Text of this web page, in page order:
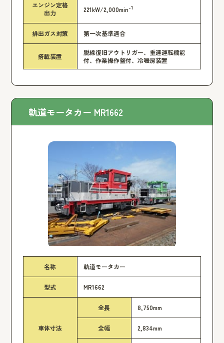
エンジン定格
出力
221kW/2,000min-1
排出ガス対策 第一次基準適合
搭載装置
脱線復旧アウトリガー、重連運転機能
付、作業操作盤付、冷暖房装置
軌道モータカー MR1662
名称 軌道モータカー
型式 MR1662
車体寸法
全長 8,750mm
全幅 2,834mm